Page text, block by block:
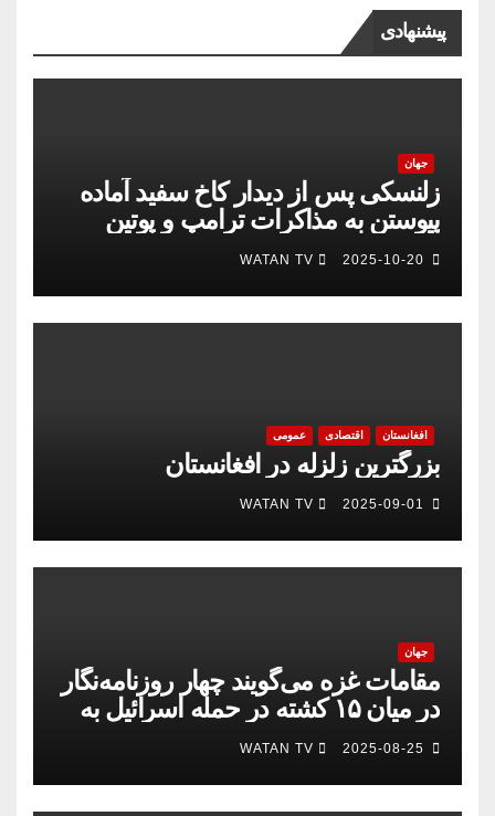
پیشنهادی
جهان
زلنسکی پس از دیدار کاخ سفید آماده
پیوستن به مذاکرات ترامپ و پوتین
است
2025-10-20
WATAN TV
افغانستان اقتصادی عمومی
بزرگترین زلزله در افغانستان
2025-09-01
WATAN TV
جهان
مقامات غزه می‌گویند چهار روزنامه‌نگار
در میان ۱۵ کشته در حمله اسرائیل به
بیمارستان
2025-08-25
WATAN TV